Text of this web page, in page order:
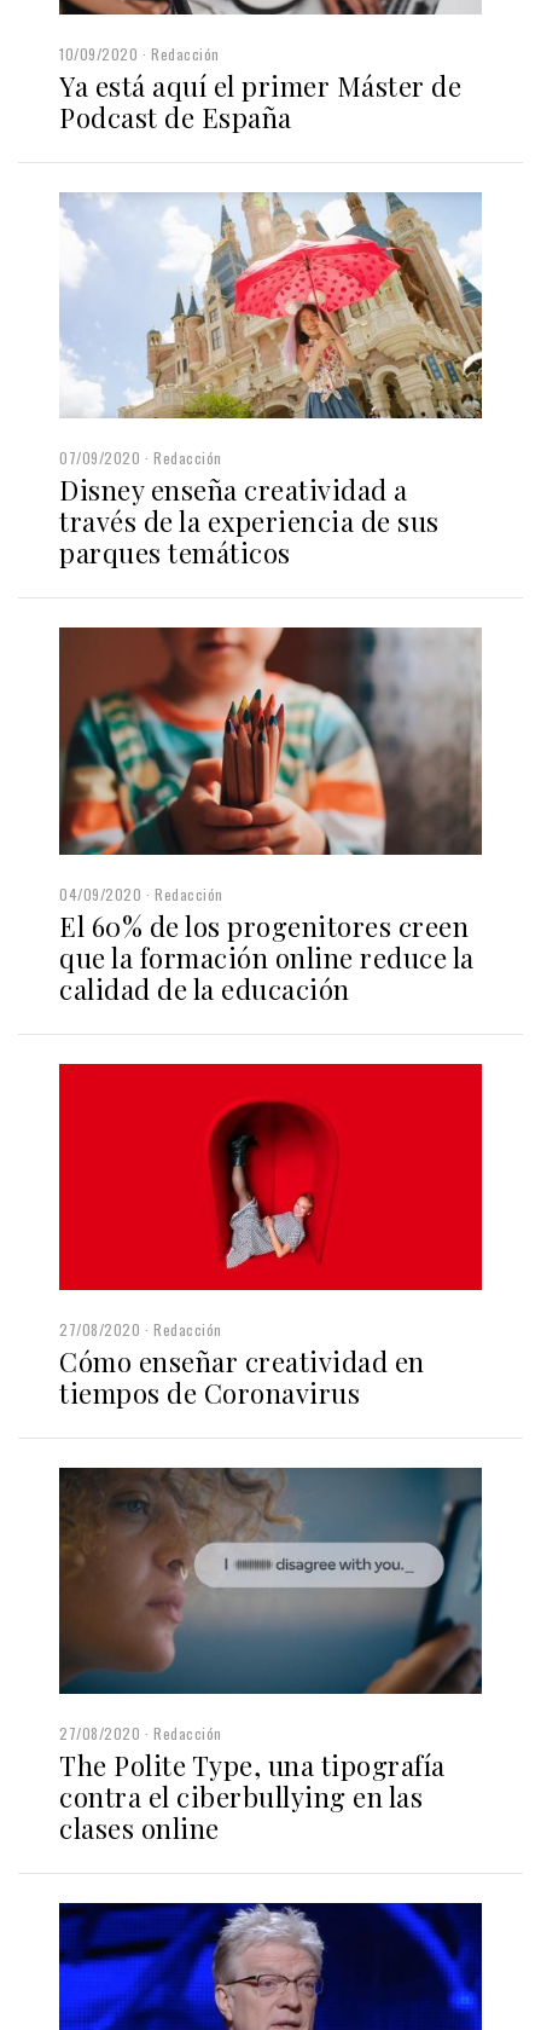
10/09/2020 Redacción
Ya está aquí el primer Máster de
Podcast de España
07/09/2020 Redacción
Disney enseña creatividad a
través de la experiencia de sus
parques temáticos
04/09/2020 Redacción
El 60% de los progenitores creen
que la formación online reduce la
calidad de la educación
27/08/2020 Redacción
Cómo enseñar creatividad en
tiempos de Coronavirus
27/08/2020 Redacción
The Polite Type, una tipografía
contra el ciberbullying en las
clases online